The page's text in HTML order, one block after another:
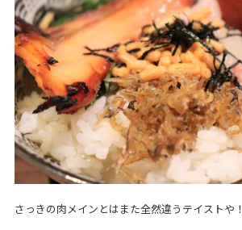
さっきの肉メインとはまた全然違うテイストや！